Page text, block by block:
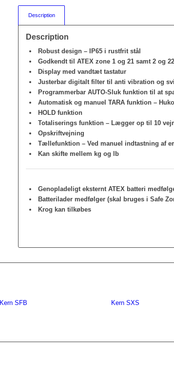
Description
Description
Robust design – IP65 i rustfrit stål
Godkendt til ATEX zone 1 og 21 samt 2 og 22
Display med vandtæt tastatur
Justerbar digitalt filter til anti vibration og
Programmerbar AUTO-Sluk funktion til at
Automatisk og manuel TARA funktion –
HOLD funktion
Totaliserings funktion – Lægger op til 10
Opskriftvejning
Tællefunktion – Ved manuel indtastning af
Kan skifte mellem kg og lb
Genopladeligt eksternt ATEX batteri
Batterilader medfølger (skal bruges i Safe
Krog kan tilkøbes
Kern SFB Kern SXS